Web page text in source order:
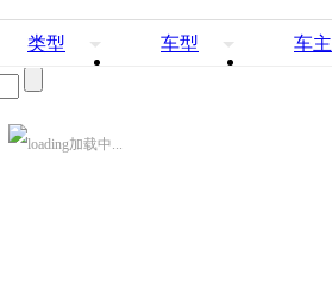
类型 车型 车主
加载中...